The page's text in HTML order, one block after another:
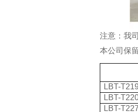
注意：我
本公司保
LBT-
LBT-
LBT-